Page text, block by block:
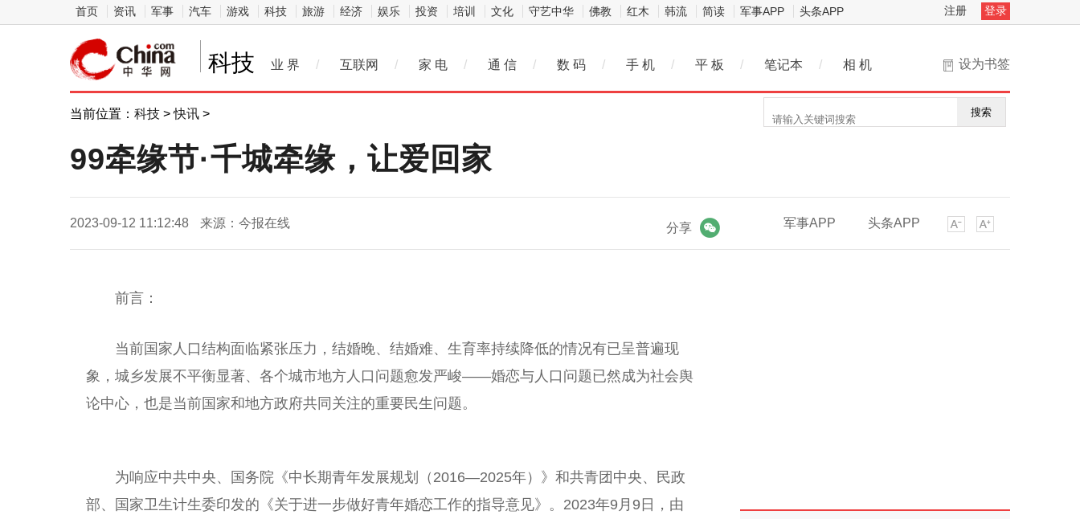
首页 资讯 军事 汽车 游戏 科技 旅游 经济 娱乐 投资 培训 文化 守艺中华 佛教 红木 韩流 简读 军事APP 头条APP 注册 登录
科技 设为书签
业 界 / 互联网 / 家 电 / 通 信 / 数 码 / 手 机 / 平 板 / 笔记本 / 相 机
当前位置： 科技 >快讯 > 搜索
99牵缘节·千城牵缘，让爱回家
2023-09-12 11:12:48 来源：今报在线 军事APP 头条APP
分享
前言：
当前 国家 人口结构面临紧张压力，结婚晚、结婚难、 生育率持续降低的情况有已呈普遍现
象，城乡发展不平衡显著、各个城市地方人口 问题愈发严峻——婚恋与人口 问题已然成为社会舆
论中心，也是当前 国家和地方政府共同关注的重要民生问题。
为响应中共中央、国务院《中长期青年发展规划（2016—2025年）》和共青团 中央、民政
部、 国家卫生计生委印发的《关于进一步做好青年婚恋工作的指导意见》。2023年9月9日，由